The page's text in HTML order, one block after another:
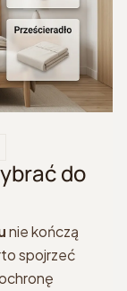
do
nie kończą
spojrzeć